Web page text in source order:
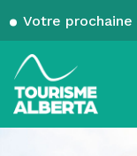
Votre